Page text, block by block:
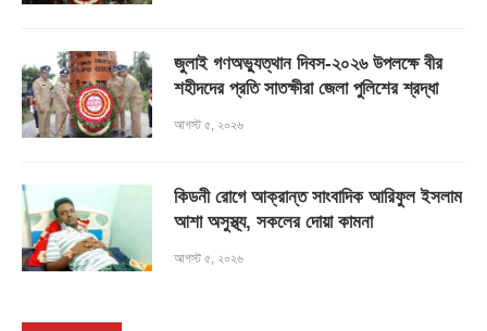
জুলাই গণঅভ্যুত্থান দিবস-২০২৬ উপলক্ষে বীর
শহীদদের প্রতি সাতক্ষীরা জেলা পুলিশের শ্রদ্ধা
আগস্ট ৫, ২০২৬
কিডনী রোগে আক্রান্ত সাংবাদিক আরিফুল ইসলাম
আশা অসুস্থ্য, সকলের দোয়া কামনা
আগস্ট ৫, ২০২৬